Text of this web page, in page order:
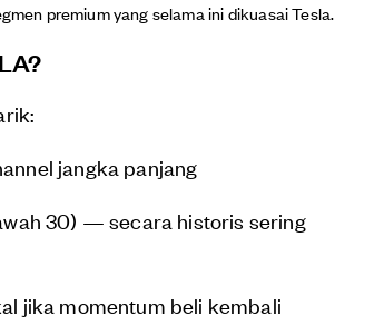
premium yang selama ini dikuasai Tesla.
jangka panjang
30) — secara historis sering
jika momentum beli kembali